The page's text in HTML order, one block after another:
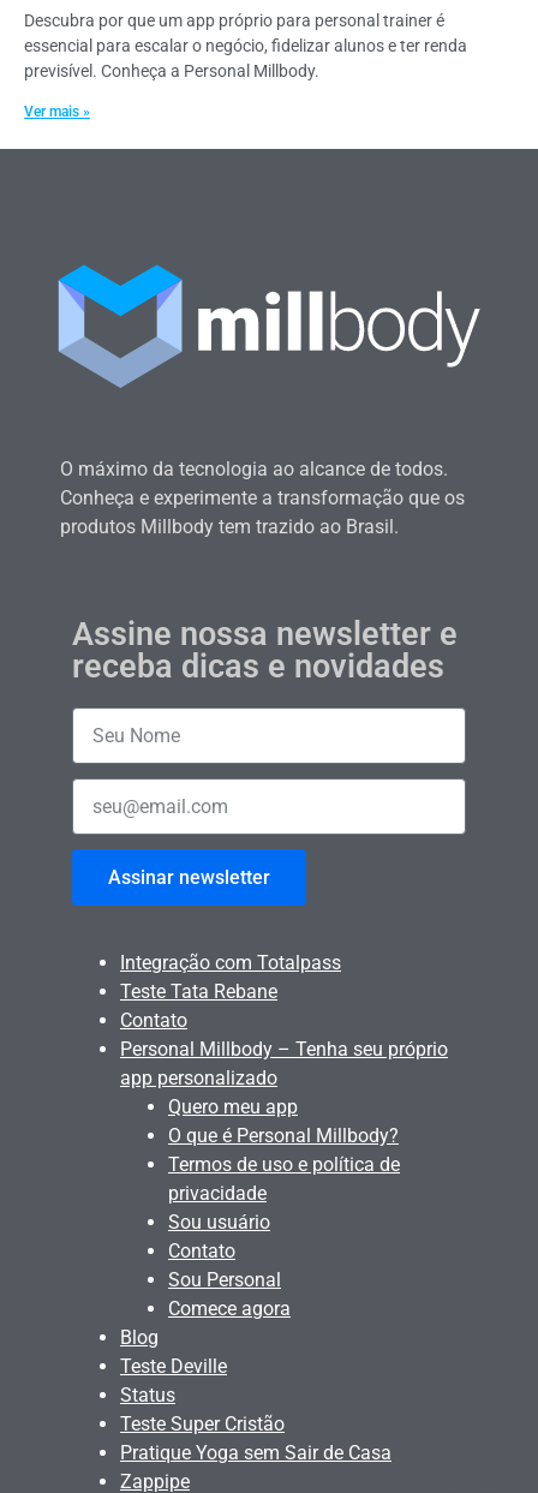
Descubra por que um app próprio para personal trainer é
essencial para escalar o negócio, fidelizar alunos e ter renda
previsível. Conheça a Personal Millbody.
Ver mais »
O máximo da tecnologia ao alcance de todos.
Conheça e experimente a transformação que os
produtos Millbody tem trazido ao Brasil.
Assine nossa newsletter e
receba dicas e novidades
Assinar newsletter
Integração com Totalpass
Teste Tata Rebane
Contato
Personal Millbody – Tenha seu próprio
app personalizado
Quero meu app
O que é Personal Millbody?
Termos de uso e política de
privacidade
Sou usuário
Contato
Sou Personal
Comece agora
Blog
Teste Deville
Status
Teste Super Cristão
Pratique Yoga sem Sair de Casa
Zappipe